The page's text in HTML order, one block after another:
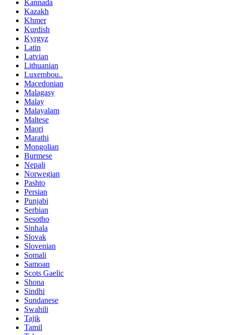
Kannada
Kazakh
Khmer
Kurdish
Kyrgyz
Latin
Latvian
Lithuanian
Luxembou..
Macedonian
Malagasy
Malay
Malayalam
Maltese
Maori
Marathi
Mongolian
Burmese
Nepali
Norwegian
Pashto
Persian
Punjabi
Serbian
Sesotho
Sinhala
Slovak
Slovenian
Somali
Samoan
Scots Gaelic
Shona
Sindhi
Sundanese
Swahili
Tajik
Tamil